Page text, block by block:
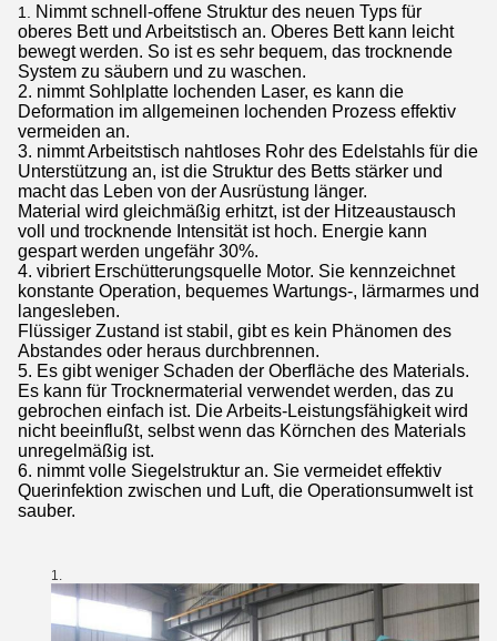
1.
Nimmt schnell-offene Struktur des neuen Typs für
oberes Bett und Arbeitstisch an. Oberes Bett kann leicht
bewegt werden. So ist es sehr bequem, das trocknende
System zu säubern und zu waschen.
2. nimmt Sohlplatte lochenden Laser, es kann die
Deformation im allgemeinen lochenden Prozess effektiv
vermeiden an.
3. nimmt Arbeitstisch nahtloses Rohr des Edelstahls für die
Unterstützung an, ist die Struktur des Betts stärker und
macht das Leben von der Ausrüstung länger.
Material wird gleichmäßig erhitzt, ist der Hitzeaustausch
voll und trocknende Intensität ist hoch. Energie kann
gespart werden ungefähr 30%.
4. vibriert Erschütterungsquelle Motor. Sie kennzeichnet
konstante Operation, bequemes Wartungs-, lärmarmes und
langesleben.
Flüssiger Zustand ist stabil, gibt es kein Phänomen des
Abstandes oder heraus durchbrennen.
5. Es gibt weniger Schaden der Oberfläche des Materials.
Es kann für Trocknermaterial verwendet werden, das zu
gebrochen einfach ist. Die Arbeits-Leistungsfähigkeit wird
nicht beeinflußt, selbst wenn das Körnchen des Materials
unregelmäßig ist.
6. nimmt volle Siegelstruktur an. Sie vermeidet effektiv
Querinfektion zwischen und Luft, die Operationsumwelt ist
sauber.